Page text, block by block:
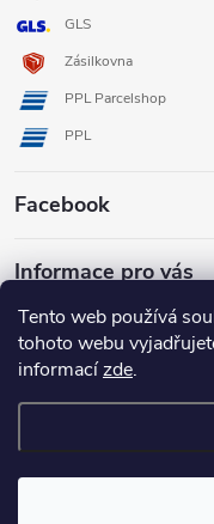
Tento web používá
tohoto webu
informacízde.
GLS
Zásilkovna
PPL Parcelshop
PPL
Facebook
Informace pro vás